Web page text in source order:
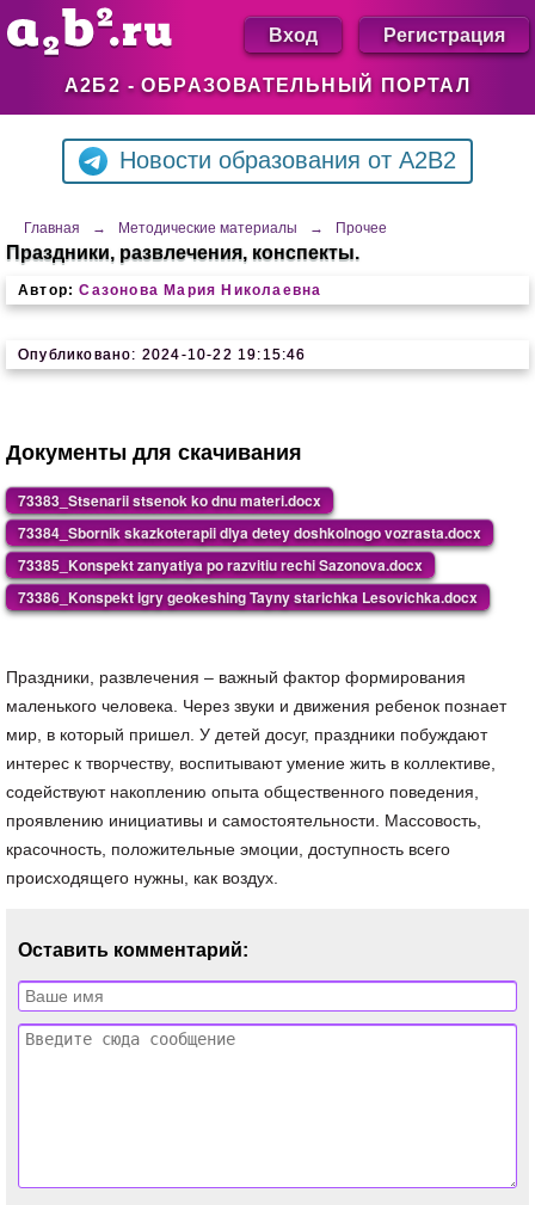
А2Б2 - ОБРАЗОВАТЕЛЬНЫЙ ПОРТАЛ
Вход Регистрация
Новости образования от A2B2
Главная → Методические материалы → Прочее
Праздники, развлечения, конспекты.
Автор: Сазонова Мария Николаевна
Опубликовано: 2024-10-22 19:15:46
Документы для скачивания
73383_Stsenarii stsenok ko dnu materi.docx
73384_Sbornik skazkoterapii dlya detey doshkolnogo vozrasta.docx
73385_Konspekt zanyatiya po razvitiu rechi Sazonova.docx
73386_Konspekt igry geokeshing Tayny starichka Lesovichka.docx
Праздники, развлечения – важный фактор формирования
маленького человека. Через звуки и движения ребенок познает
мир, в который пришел. У детей досуг, праздники побуждают
интерес к творчеству, воспитывают умение жить в коллективе,
содействуют накоплению опыта общественного поведения,
проявлению инициативы и самостоятельности. Массовость,
красочность, положительные эмоции, доступность всего
происходящего нужны, как воздух.
Оставить комментарий: